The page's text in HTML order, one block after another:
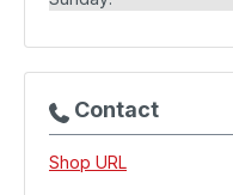
Contact
Shop URL